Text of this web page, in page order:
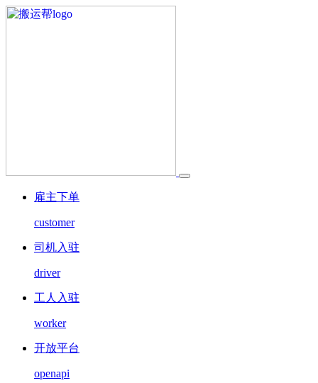
雇主下单
customer
司机入驻
driver
工人入驻
worker
开放平台
openapi